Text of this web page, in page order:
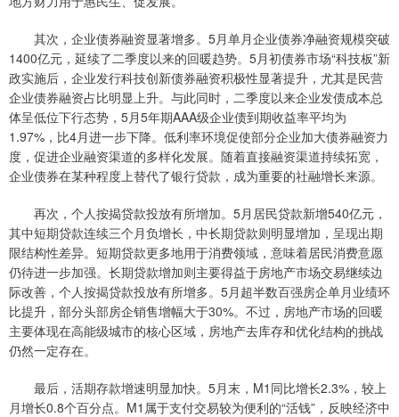
其次，企业债券融资显著增多。5月单月企业债券净融资规模突破
1400亿元，延续了二季度以来的回暖趋势。5月初债券市场“科技板”新
政实施后，企业发行科技创新债券融资积极性显著提升，尤其是民营
企业债券融资占比明显上升。与此同时，二季度以来企业发债成本总
体呈低位下行态势，5月5年期AAA级企业债到期收益率平均为
1.97%，比4月进一步下降。低利率环境促使部分企业加大债券融资力
度，促进企业融资渠道的多样化发展。随着直接融资渠道持续拓宽，
企业债券在某种程度上替代了银行贷款，成为重要的社融增长来源。
再次，个人按揭贷款投放有所增加。5月居民贷款新增540亿元，
其中短期贷款连续三个月负增长，中长期贷款则明显增加，呈现出期
限结构性差异。短期贷款更多地用于消费领域，意味着居民消费意愿
仍待进一步加强。长期贷款增加则主要得益于房地产市场交易继续边
际改善，个人按揭贷款投放有所增多。5月超半数百强房企单月业绩环
比提升，部分头部房企销售增幅大于30%。不过，房地产市场的回暖
主要体现在高能级城市的核心区域，房地产去库存和优化结构的挑战
仍然一定存在。
最后，活期存款增速明显加快。5月末，M1同比增长2.3%，较上
月增长0.8个百分点。M1属于支付交易较为便利的“活钱”，反映经济中